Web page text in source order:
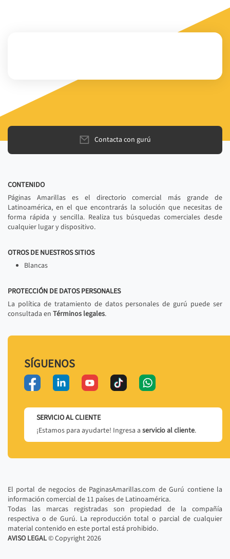
Contacta con gurú
CONTENIDO
Páginas Amarillas es el directorio comercial más grande de
Latinoamérica, en el que encontrarás la solución que necesitas de
forma rápida y sencilla. Realiza tus búsquedas comerciales desde
cualquier lugar y dispositivo.
OTROS DE NUESTROS SITIOS
Blancas
PROTECCIÓN DE DATOS PERSONALES
La política de tratamiento de datos personales de gurú puede ser
consultada en Términos legales.
SÍGUENOS
SERVICIO AL CLIENTE
¡Estamos para ayudarte! Ingresa a servicio al cliente.
El portal de negocios de PaginasAmarillas.com de Gurú contiene la
información comercial de 11 países de Latinoamérica.
Todas las marcas registradas son propiedad de la compañía
respectiva o de Gurú. La reproducción total o parcial de cualquier
material contenido en este portal está prohibido.
AVISO LEGAL© Copyright2026